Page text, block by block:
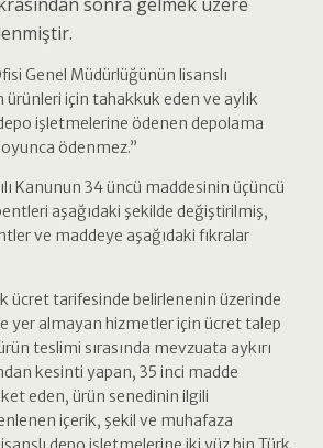
Genel Müdürlüğünün lisanslı
için tahakkuk eden ve aylık
işletmelerine ödenen depolama
ödenmez.”
Kanunun 34 üncü maddesinin üçüncü
aşağıdaki şekilde değiştirilmiş,
ve maddeye aşağıdaki fıkralar
ücret tarifesinde belirlenenin üzerinde
yer almayan hizmetler için ücret talep
teslimi sırasında mevzuata aykırı
kesinti yapan, 35 inci madde
eden, ürün senedinin ilgili
içerik, şekil ve muhafaza